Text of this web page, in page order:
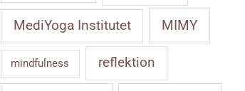
MediYoga Institutet MIMY
mindfulness reflektion